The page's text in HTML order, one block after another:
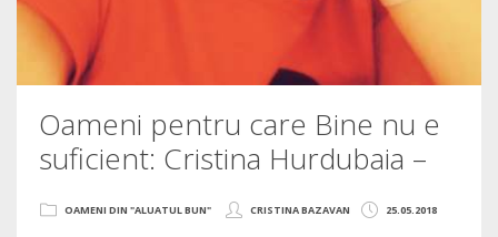
Oameni pentru care Bine nu e
suficient: Cristina Hurdubaia –
25.05.2018
OAMENI DIN "ALUATUL BUN" CRISTINA BAZAVAN